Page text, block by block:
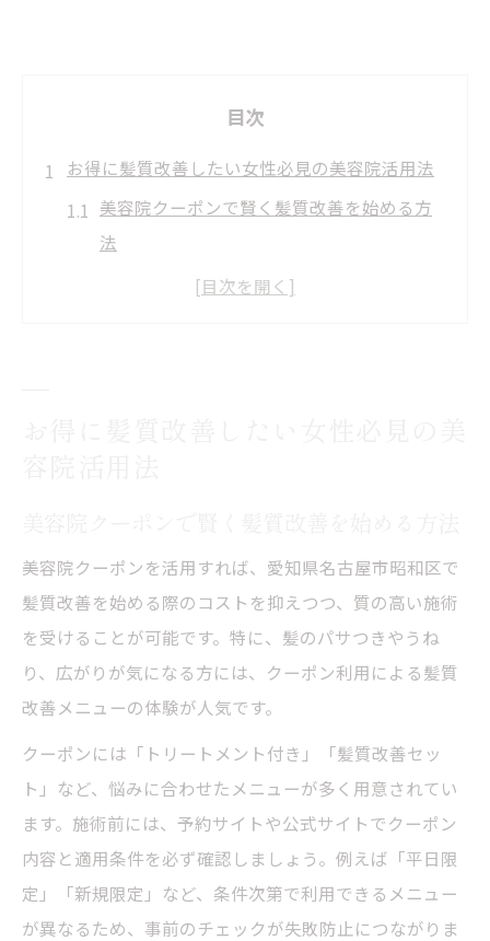
目次
お得に髪質改善したい女性必見の美容院活用法
美容院クーポンで賢く髪質改善を始める方
法
初回限定クーポン活用で美容院をもっと身
昭和区で選ぶ満足度重視の美容院クーポン術
美容院クーポン比較で満足度を高める選び
用法
美容院クーポンで施術内容とコスパを両立
するコツ
クーポン利用なら叶う髪悩み別おすすめ施術
美容院クーポンを活用すれば、愛知県名古屋市昭和区で
髪質改善を始める際のコストを抑えつつ、質の高い施術
を受けることが可能です。特に、髪のパサつきやうね
り、広がりが気になる方には、クーポン利用による髪質
改善メニューの体験が人気です。
クーポンには「トリートメント付き」「髪質改善セッ
ト」など、悩みに合わせたメニューが多く用意されてい
ます。施術前には、予約サイトや公式サイトでクーポン
内容と適用条件を必ず確認しましょう。例えば「平日限
定」「新規限定」など、条件次第で利用できるメニュー
が異なるため、事前のチェックが失敗防止につながりま